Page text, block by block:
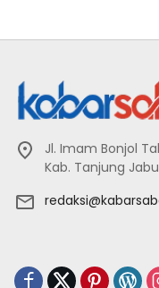
Jl. Imam Bonjol
Kab. Tanjung